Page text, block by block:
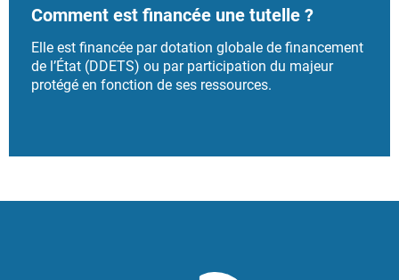
Le tuteur perçoit les ressources du majeur sur un
compte individuel ouvert à son nom, établit le budget
avec la personne et engage les dépenses nécessaires
pour la personne.Le tuteur doit faire valoir tous les
Comment est financée une tutelle ?
Elle est financée par dotation globale de financement
de l’État (DDETS) ou par participation du majeur
protégé en fonction de ses ressources.